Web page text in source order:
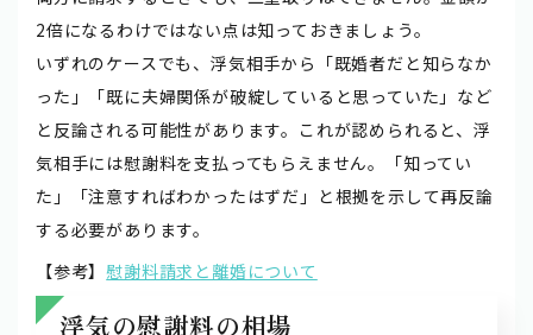
2倍になるわけではない点は知っておきましょう。
いずれのケースでも、浮気相手から「既婚者だと知らなか
った」「既に夫婦関係が破綻していると思っていた」など
と反論される可能性があります。これが認められると、浮
気相手には慰謝料を支払ってもらえません。「知ってい
た」「注意すればわかったはずだ」と根拠を示して再反論
する必要があります。
【参考】慰謝料請求と離婚について
浮気の慰謝料の相場